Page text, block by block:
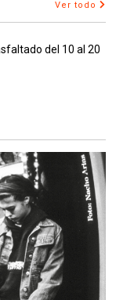
Ver todo
del 10 al 20